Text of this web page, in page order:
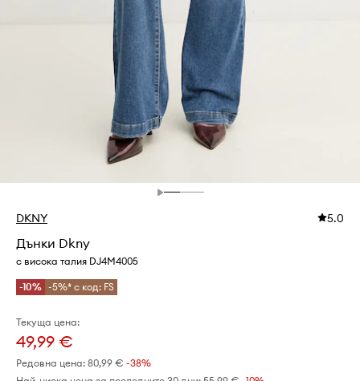
DKNY 5.0
Дънки Dkny
с висока талия DJ4M4005
-10% -5%* с код: FS
Текуща цена:
49,99 €
Редовна цена: 80,99 € -38%